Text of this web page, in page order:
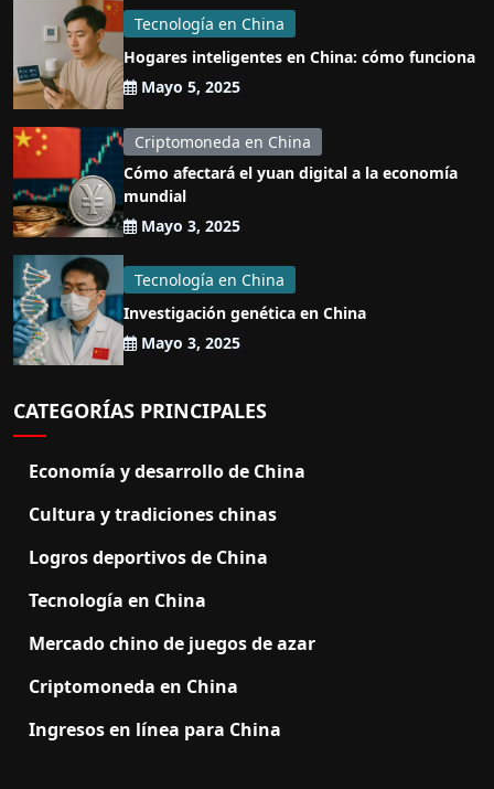
Tecnología en China
Hogares inteligentes en China: cómo funciona
Mayo 5, 2025
Criptomoneda en China
Cómo afectará el yuan digital a la economía
mundial
Mayo 3, 2025
Tecnología en China
Investigación genética en China
Mayo 3, 2025
CATEGORÍAS PRINCIPALES
Economía y desarrollo de China
Cultura y tradiciones chinas
Logros deportivos de China
Tecnología en China
Mercado chino de juegos de azar
Criptomoneda en China
Ingresos en línea para China